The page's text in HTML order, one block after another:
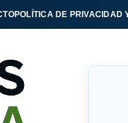
POLÍTICA DE PRIVACIDAD